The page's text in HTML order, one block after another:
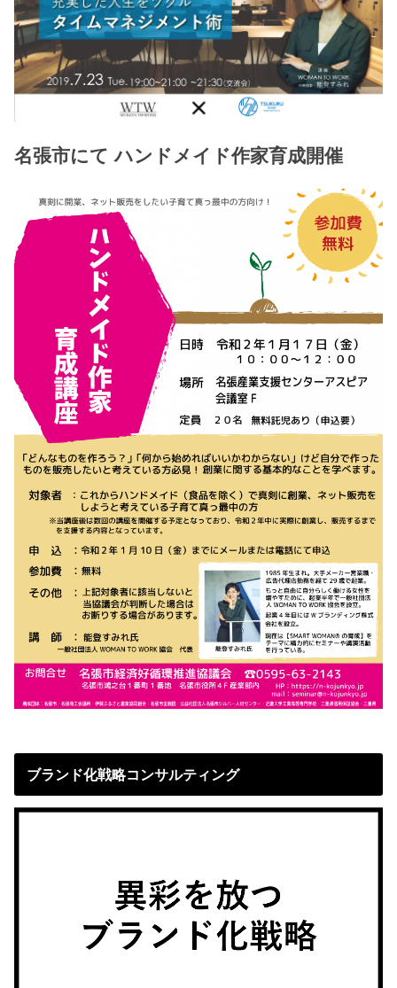
名張市にて ハンドメイド作家育成開催
ブランド化戦略コンサルティング